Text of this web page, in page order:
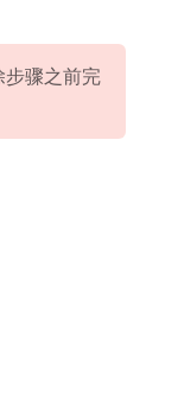
步骤之前完